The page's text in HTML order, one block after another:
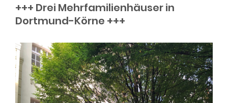
+++ Drei Mehrfamilienhäuser in
Dortmund-Körne +++